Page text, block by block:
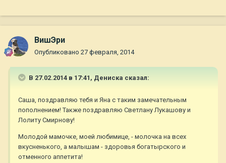
ВишЭри
Опубликовано 27 февраля, 2014
В 27.02.2014 в 17:41, Дениска сказал:
Саша, поздравляю тебя и Яна с таким замечательным
пополнением! Также поздравляю Светлану Лукашову и
Лолиту Смирнову!
Молодой мамочке, моей любимице, - молочка на всех
вкусненького, а малышам - здоровья богатырского и
отменного аппетита!